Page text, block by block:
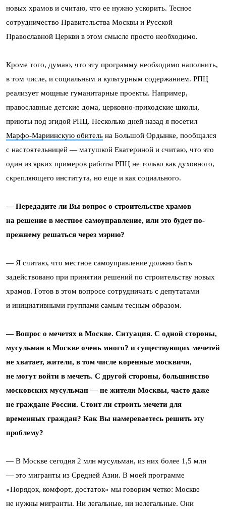
новых храмов и считаю, что ее нужно ускорить. Тесное
сотрудничество Правительства Москвы и Русской
Православной Церкви в этом смысле просто необходимо.
Кроме того, думаю, что эту программу необходимо наполнить,
в том числе, и социальным и культурным содержанием. РПЦ
реализует мощные гуманитарные проекты. Например,
православные детские дома, церковно-приходские школы,
приюты под эгидой РПЦ. Несколько дней назад я посетил
Марфо-Мариинскую обитель на Большой Ордынке, пообщался
с настоятельницей — матушкой Екатериной и считаю, что это
один из ярких примеров работы РПЦ не только как духовного,
скрепляющего института, но еще и как социального.
— Передадите ли Вы вопрос о строительстве храмов
на решение в местное самоуправление, или это будет по-
прежнему решаться через мэрию?
— Я считаю, что местное самоуправление должно быть
задействовано при принятии решений по строительству новых
храмов. Готов в этом вопросе сотрудничать с депутатами
и инициативными группами самым тесным образом.
— Вопрос о мечетях в Москве. Ситуация. С одной стороны,
мусульман в Москве очень много? и существующих мечетей
не хватает, жители, в том числе коренные москвичи,
не могут войти в мечеть. С другой стороны, большинство
московских мусульман — не жители Москвы, часто даже
не граждане России. Стоит ли строить мечети для
временных граждан? Как Вы намереваетесь решить эту
проблему?
— В Москве сегодня 2 млн мусульман, из них более 1,5 млн
— это мигранты из Средней Азии. В моей программе
«Порядок, комфорт, достаток» мы говорим четко: Москве
не нужны мигранты. Ни легальные, ни нелегальные. Они